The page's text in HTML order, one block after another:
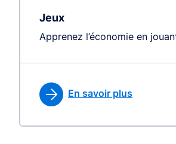
Jeux
Apprenez l’économie en
En savoir plus